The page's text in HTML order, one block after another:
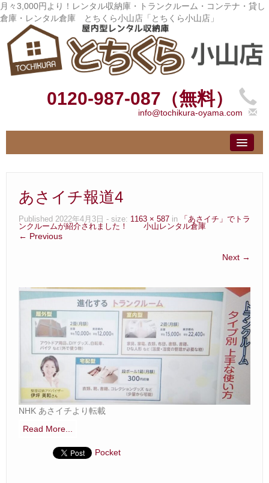
月々3,000円より！レンタル収納庫・トランクルーム・コンテナ・貸し
倉庫・レンタル倉庫 とちくら小山店「とちくら小山店」
0120-987-087（無料）
info@tochikura-oyama.com
– Top –
– User guide –
サイズ料金
– Size Price –
Ｑ＆Ａ
– Faq –
ご見学
– Tour –
ご契約の流れ
– Agreement –
あさイチ報道4
Published 2022年4月3日 - size: 1163 × 587 in
「あさイチ」でトラ
ンクルームが紹介されました！ 小山レンタル倉庫
← Previous
Next →
NHK あさイチより転載
Read More...
Pocket